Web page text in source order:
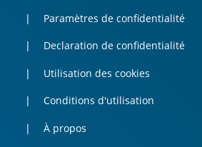
Paramètres de confidentialité
Declaration de confidentialité
Utilisation des cookies
Conditions d'utilisation
À propos